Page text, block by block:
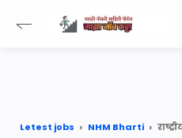
Letest jobs NHM Bharti